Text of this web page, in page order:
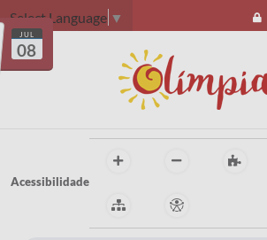
Select Language ▼
Acessibilidade
JUL
08